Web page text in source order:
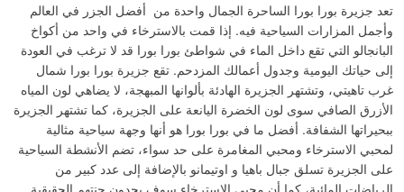
تعد جزيرة بورا بورا الساحرة الجمال واحدة من أفضل الجزر في العالم
وأجمل المزارات السياحية فيه. إذا قمت بالاسترخاء في واحد من أكواخ
البانجالو التي تقع داخل الماء في شواطئ بورا بورا قد لا ترغب في العودة
إلى حياتك اليومية وجدول أعمالك المزدحم. تقع جزيرة بورا بورا شمال
غرب تاهيتي، وتشتهر الجزيرة الهادئة بألوانها المبهجة، لا يضاهي لون المياه
الأزرق الصافي سوى لون الخضرة اليانعة على الجزيرة، كما تشتهر الجزيرة
ببحيراتها الشفافة. أفضل ما في بورا بورا هو أنها وجهة سياحية مثالية
لمحبي الاسترخاء ومحبي المغامرة على حد سواء، تضم الأنشطة السياحية
على الجزيرة تسلق جبال باهيا و اوتيمانو بالإضافة إلى عدد كبير من